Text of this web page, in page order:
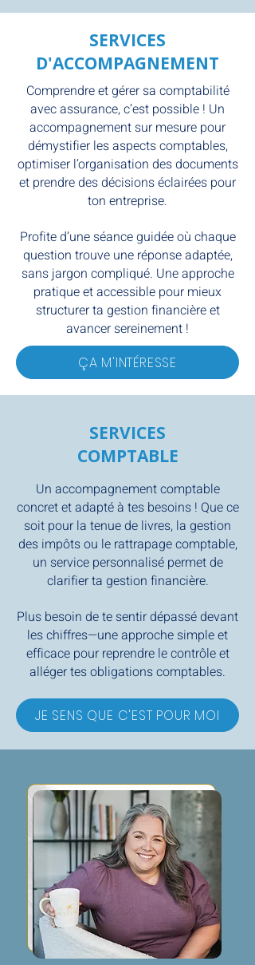
SERVICES
D'ACCOMPAGNEMENT
Comprendre et gérer sa comptabilité
avec assurance, c’est possible ! Un
accompagnement sur mesure pour
démystifier les aspects comptables,
optimiser l’organisation des documents
et prendre des décisions éclairées pour
ton entreprise.
Profite d’une séance guidée où chaque
question trouve une réponse adaptée,
sans jargon compliqué. Une approche
pratique et accessible pour mieux
structurer ta gestion financière et
avancer sereinement !
ÇA M'INTÉRESSE
SERVICES
COMPTABLE
Un accompagnement comptable
concret et adapté à tes besoins ! Que ce
soit pour la tenue de livres, la gestion
des impôts ou le rattrapage comptable,
un service personnalisé permet de
clarifier ta gestion financière.
Plus besoin de te sentir dépassé devant
les chiffres—une approche simple et
efficace pour reprendre le contrôle et
alléger tes obligations comptables.
JE SENS QUE C'EST POUR MOI